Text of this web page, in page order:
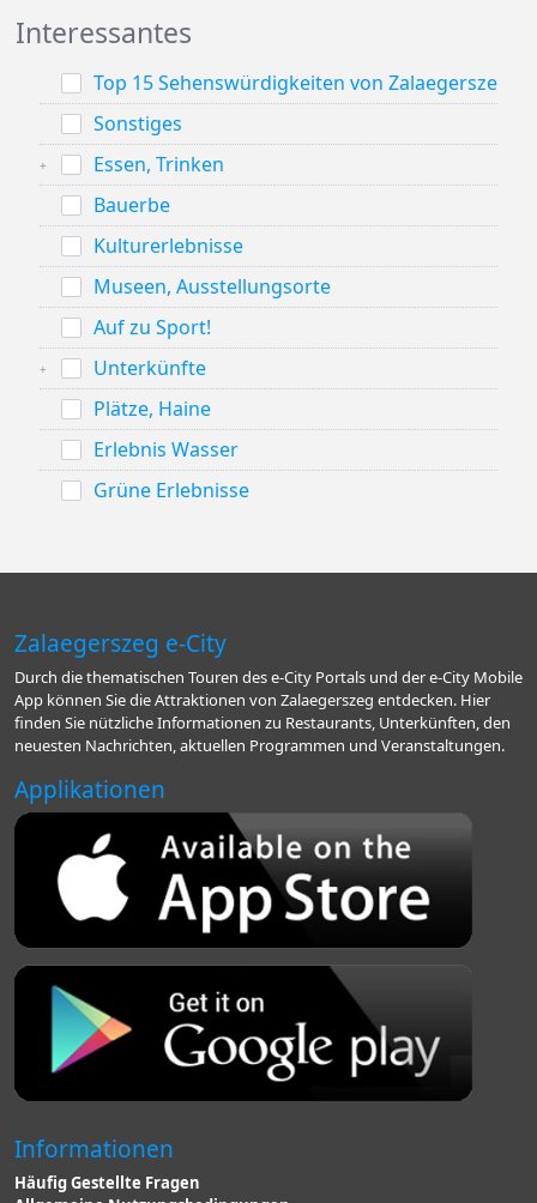
Interessantes
Top 15 Sehenswürdigkeiten von Zalaegerszeg
Sonstiges
Essen, Trinken
Bauerbe
Kulturerlebnisse
Museen, Ausstellungsorte
Auf zu Sport!
Unterkünfte
Plätze, Haine
Erlebnis Wasser
Grüne Erlebnisse
Zalaegerszeg e-City
Durch die thematischen Touren des e-City Portals und der e-City Mobile
App können Sie die Attraktionen von Zalaegerszeg entdecken. Hier
finden Sie nützliche Informationen zu Restaurants, Unterkünften, den
neuesten Nachrichten, aktuellen Programmen und Veranstaltungen.
Applikationen
Informationen
Häufig Gestellte Fragen